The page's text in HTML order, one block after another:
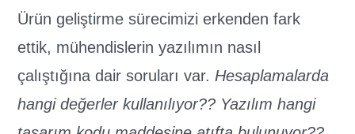
Ürün geliştirme sürecimizi erkenden fark
ettik, mühendislerin yazılımın nasıl
çalıştığına dair soruları var. Hesaplamalarda
hangi değerler kullanılıyor?? Yazılım hangi